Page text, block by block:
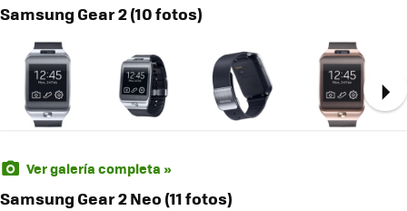
Samsung Gear 2 (10 fotos)
Ver galería completa »
Samsung Gear 2 Neo (11 fotos)